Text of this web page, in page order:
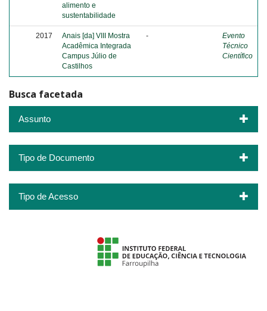
alimento e
sustentabilidade
2017
Anais [da] VIII Mostra
Acadêmica Integrada
Campus Júlio de
Castilhos
-
Evento
Técnico
Científico
Busca facetada
Assunto
Tipo de Documento
Tipo de Acesso